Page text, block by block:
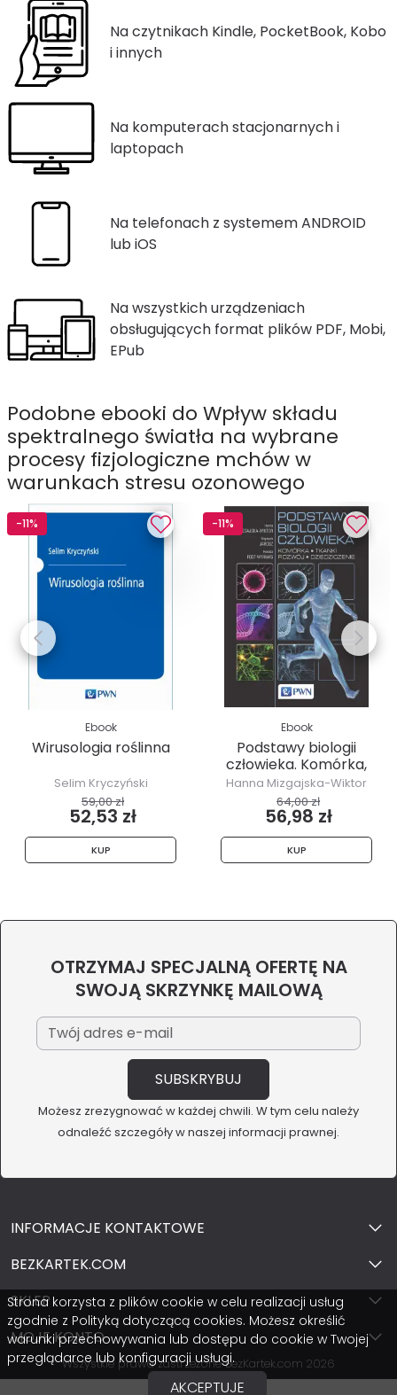
Na czytnikach Kindle, PocketBook, Kobo
i innych
Na komputerach stacjonarnych i
laptopach
Na telefonach z systemem ANDROID
lub iOS
Na wszystkich urządzeniach
obsługujących format plików PDF, Mobi,
EPub
Podobne ebooki do Wpływ składu
spektralnego światła na wybrane
procesy fizjologiczne mchów w
warunkach stresu ozonowego
-11%
Ebook
Wirusologia roślinna
Selim Kryczyński
59,00 zł
52,53 zł
KUP
-11%
Ebook
Podstawy biologii
człowieka. Komórka,
tkanki,...
Hanna Mizgajska-Wiktor
64,00 zł
56,98 zł
KUP
OTRZYMAJ SPECJALNĄ OFERTĘ NA
SWOJĄ SKRZYNKĘ MAILOWĄ
Możesz zrezygnować w każdej chwili. W tym celu należy
odnaleźć szczegóły w naszej informacji prawnej.
INFORMACJE KONTAKTOWE
BEZKARTEK.COM
SKLEP
MOJE KONTO
Wszystkie prawa zastrzeżone BezKartek.com 2026
Strona korzysta z plików cookie w celu realizacji usług
zgodnie z Polityką dotyczącą cookies. Możesz określić
warunki przechowywania lub dostępu do cookie w Twojej
przeglądarce lub konfiguracji usługi.
AKCEPTUJE